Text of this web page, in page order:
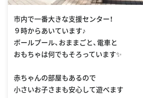
市内で一番大きな支援センター！
９時からあいています♪
ボールプール、おままごと、電車と
おもちゃは何でもそろっています✨
赤ちゃんの部屋もあるので
小さいお子さまも安心して遊べます